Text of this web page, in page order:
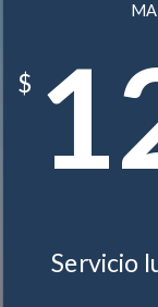
$
Servicio